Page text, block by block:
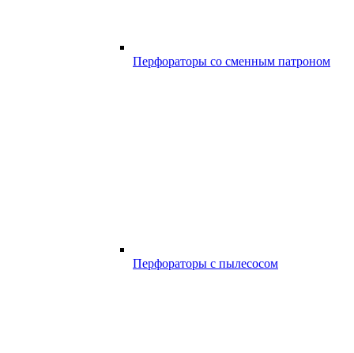
Перфораторы со сменным патроном
Перфораторы с пылесосом